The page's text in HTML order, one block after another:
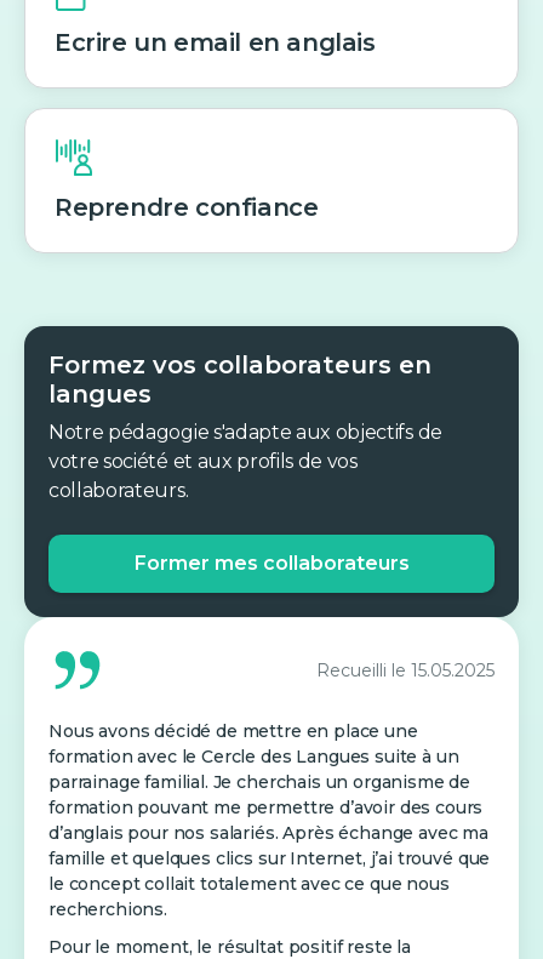
Ecrire un email en anglais
Reprendre confiance
Formez vos collaborateurs en
langues
Notre pédagogie s'adapte aux objectifs de
votre société et aux profils de vos
collaborateurs.
Former mes collaborateurs
Recueilli le 15.05.2025
Nous avons décidé de mettre en place une
formation avec le Cercle des Langues suite à un
parrainage familial. Je cherchais un organisme de
formation pouvant me permettre d’avoir des cours
d’anglais pour nos salariés. Après échange avec ma
famille et quelques clics sur Internet, j’ai trouvé que
le concept collait totalement avec ce que nous
recherchions.
Pour le moment, le résultat positif reste la